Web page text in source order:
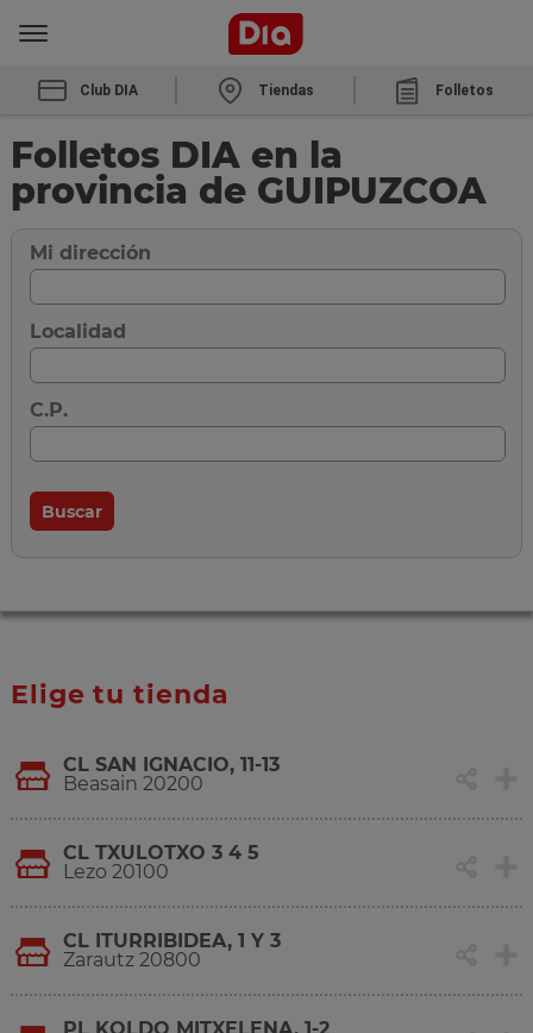
Club DIA Tiendas Folletos
Folletos DIA en la
provincia de GUIPUZCOA
Mi dirección
Localidad
C.P.
Elige tu tienda
CL SAN IGNACIO, 11-13
Beasain 20200
CL TXULOTXO 3 4 5
Lezo 20100
CL ITURRIBIDEA, 1 Y 3
Zarautz 20800